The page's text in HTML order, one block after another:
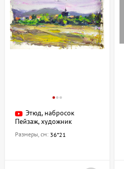
Этюд, набросок
Пейзаж, художник
Размеры, см: 36*21